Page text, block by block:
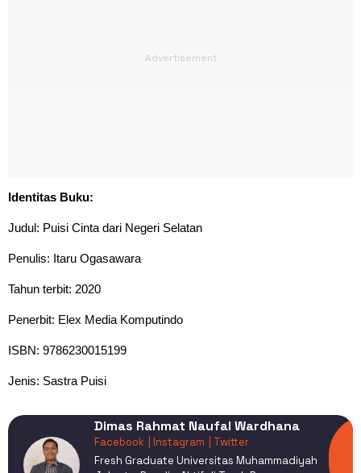
Identitas Buku:
Judul: Puisi Cinta dari Negeri Selatan
Penulis: Itaru Ogasawara
Tahun terbit: 2020
Penerbit: Elex Media Komputindo
ISBN: 9786230015199
Jenis: Sastra Puisi
Dimas Rahmat Naufal Wardhana
Facebook | Instagram
| Twitter
Fresh Graduate Universitas Muhammadiyah